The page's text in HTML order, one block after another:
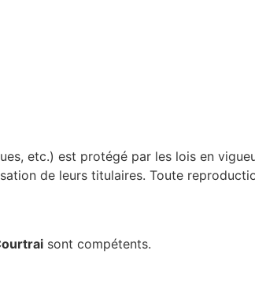
etc.) est protégé par les lois en
de leurs titulaires. Toute
sont compétents.